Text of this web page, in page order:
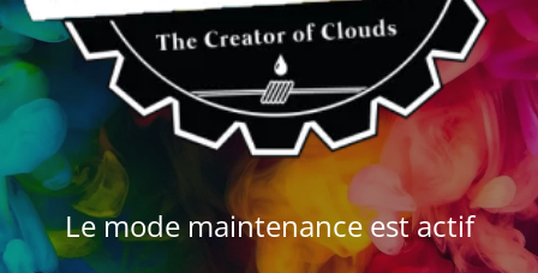
Le mode maintenance est actif